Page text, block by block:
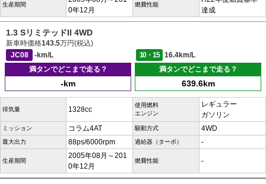
生産期間
0年12月
燃費性能
達成
1.3 SリミテッドII 4WD
新車時価格143.5万円(税込)
JC08
-km/L 10・15
16.4km/L
満タンでどこまで走る？
-km
満タンでどこまで走る？
639.6km
排気量 1328cc
使用燃料
エンジン
レギュラー
ガソリン
ミッション コラム4AT 駆動方式 4WD
最大出力 88ps/6000rpm 過給器（ターボ） -
生産期間
2005年08月～201
0年12月
燃費性能 -